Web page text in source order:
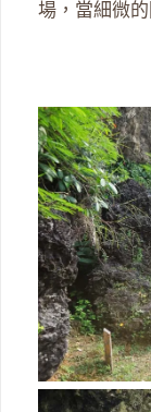
場，當細微